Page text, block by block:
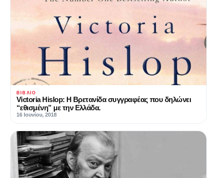
ΒΙΒΛΊΟ
Victoria Hislop: Η Βρετανίδα συγγραφέας που δηλώνει
“εθισμένη” με την Ελλάδα.
16 Ιουνίου, 2018